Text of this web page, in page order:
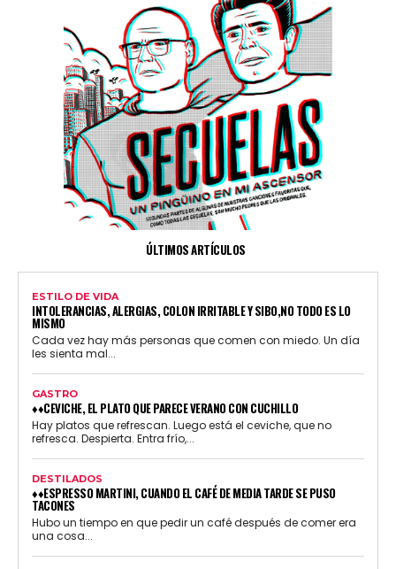
ÚLTIMOS ARTÍCULOS
ESTILO DE VIDA
INTOLERANCIAS, ALERGIAS, COLON IRRITABLE Y SIBO,NO TODO ES LO
MISMO
Cada vez hay más personas que comen con miedo. Un día
les sienta mal...
GASTRO
♦♦CEVICHE, EL PLATO QUE PARECE VERANO CON CUCHILLO
Hay platos que refrescan. Luego está el ceviche, que no
refresca. Despierta. Entra frío,...
DESTILADOS
♦♦ESPRESSO MARTINI, CUANDO EL CAFÉ DE MEDIA TARDE SE PUSO
TACONES
Hubo un tiempo en que pedir un café después de comer era
una cosa...